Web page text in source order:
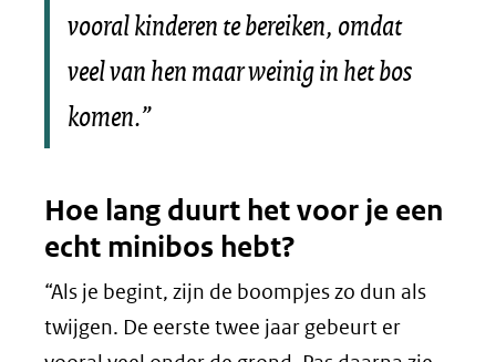
vooral kinderen te bereiken, omdat
veel van hen maar weinig in het bos
komen.”
Hoe lang duurt het voor je een
echt minibos hebt?
“Als je begint, zijn de boompjes zo dun als
twijgen. De eerste twee jaar gebeurt er